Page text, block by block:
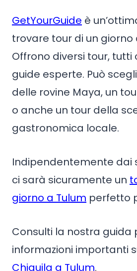
GetYourGuide è
trovare tour di un giorno
Offrono diversi tour,
guide esperte. Può
delle rovine Maya, un
o anche un tour della
gastronomica locale.
Indipendentemente dai
ci sarà sicuramente un
giorno a Tulum perfetto
Consulti la nostra guida
informazioni importanti
Chiquila a Tulum.